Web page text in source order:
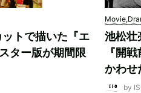
トで描いた『エ
ター版が期間限
池松壮
『開
かわせ
by